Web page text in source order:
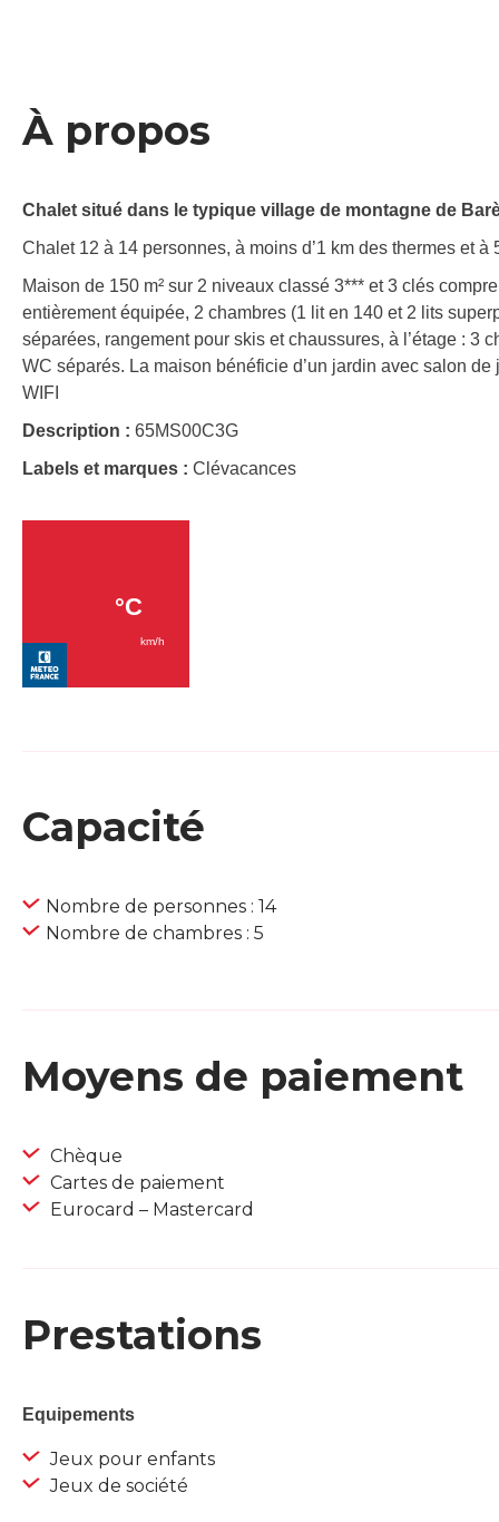
À propos
Chalet situé dans le typique village de montagne de
Chalet 12 à 14 personnes, à moins d’1 km des thermes et à
Maison de 150 m² sur 2 niveaux classé 3*** et 3 clés
entièrement équipée, 2 chambres (1 lit en 140 et 2 lits
séparées, rangement pour skis et chaussures, à l’étage : 3
WC séparés. La maison bénéficie d’un jardin avec salon
WIFI
Description : 65MS00C3G
Labels et marques : Clévacances
Capacité
Nombre de personnes : 14
Nombre de chambres : 5
Moyens de paiement
Chèque
Cartes de paiement
Eurocard – Mastercard
Prestations
Equipements
Jeux pour enfants
Jeux de société